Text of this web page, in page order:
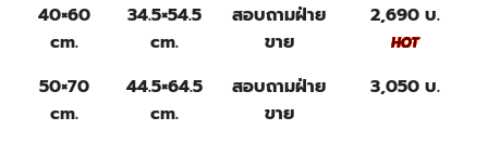
40×60
cm.
34.5×54.5
cm.
สอบถามฝ่าย
ขาย
2,690 บ.
50×70
cm.
44.5×64.5
cm.
สอบถามฝ่าย
ขาย
3,050 บ.